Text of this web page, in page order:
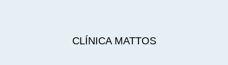
CLÍNICA MATTOS